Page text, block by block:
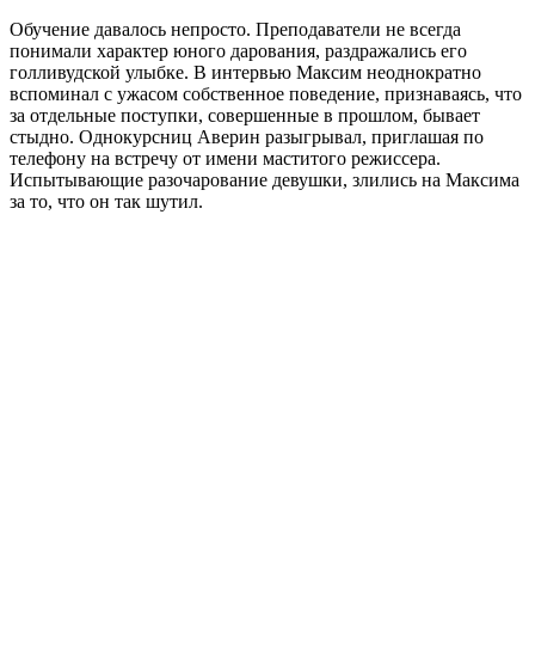
Обучение давалось непросто. Преподаватели не всегда
понимали характер юного дарования, раздражались его
голливудской улыбке. В интервью Максим неоднократно
вспоминал с ужасом собственное поведение, признаваясь, что
за отдельные поступки, совершенные в прошлом, бывает
стыдно. Однокурсниц Аверин разыгрывал, приглашая по
телефону на встречу от имени маститого режиссера.
Испытывающие разочарование девушки, злились на Максима
за то, что он так шутил.